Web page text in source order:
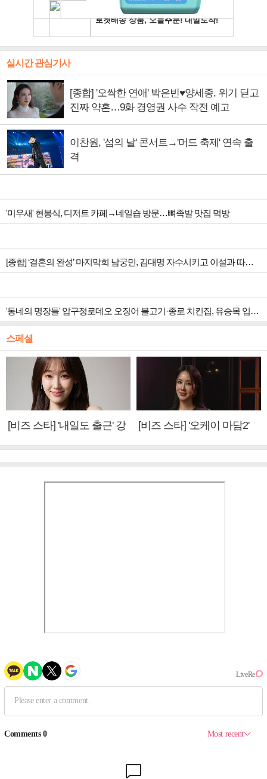
실시간 관심기사
[종합] '오싹한 연애' 박은빈♥양세종, 위기 딛고
진짜 약혼…9화 경영권 사수 작전 예고
이찬원, '섬의 날' 콘서트→'머드 축제' 연속 출
격
'미우새' 현봉식, 디저트 카페→네일숍 방문…뼈족발 맛집 먹방
[종합] ‘결혼의 완성’ 마지막회 남궁민, 김대명 자수시키고 이설과 따뜻한 안녕
'동네의 명장들' 압구정로데오 오징어 불고기·종로 치킨집, 유승목 입맛 저격
스페셜
[비즈 스타] '내일도 출근' 강
[비즈 스타] '오케이 마담2'